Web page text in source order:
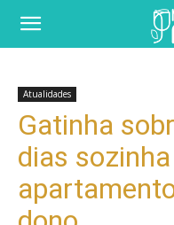
Atualidades
Gatinha
dias